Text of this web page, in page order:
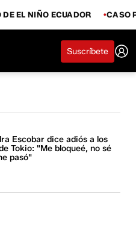
DE EL NIÑO ECUADOR CASO
Suscríbete
Escobar dice adiós a los
Tokio: "Me bloqueé, no sé
pasó"